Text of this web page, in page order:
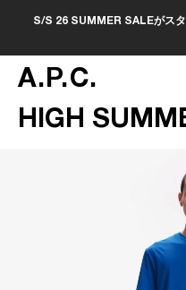
S/S 26 SUMMER SALEがス
A.P.C.
HIGH